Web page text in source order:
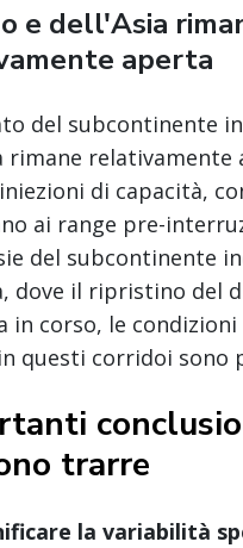
e dell'Asia
aperta
del subcontinente
rimane relativamente
di capacità,
ai range pre-
del subcontinente
dove il ripristino del
in corso, le
questi corridoi sono
trarre
la variabilità